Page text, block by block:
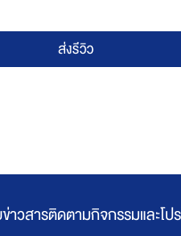
ส่งรีวิว
าวสารติดตามกิจกรรมและโป